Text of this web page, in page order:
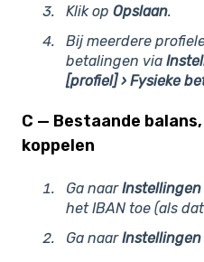
Klik op Opslaan.
Bij meerdere
betalingen via
[profiel] › Fysieke
C — Bestaande
koppelen
Ga naarInstellingen
het IBAN toe (als
Ga naarInstellingen